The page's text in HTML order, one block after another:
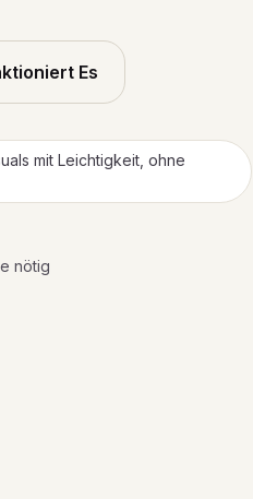
Es
mit Leichtigkeit, ohne
nötig